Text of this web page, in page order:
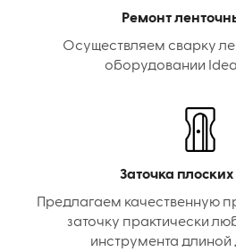
Ремонт
Осуществляем сварку
оборудовании
Заточка
Предлагаем качественную
заточку практически
инструмента длиной